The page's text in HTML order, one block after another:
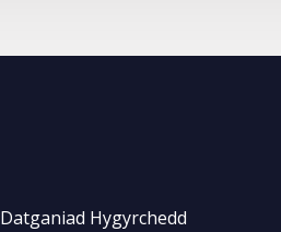
Datganiad Hygyrchedd